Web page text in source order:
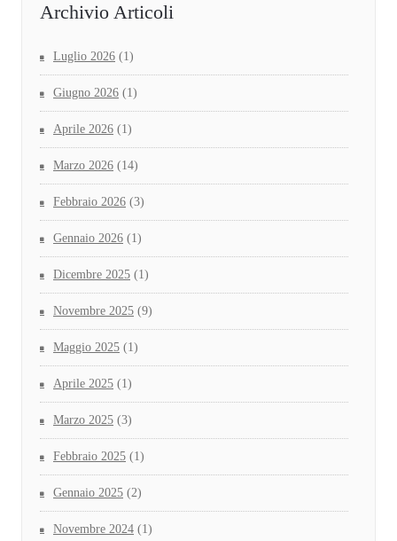
Archivio Articoli
Luglio 2026 (1)
Giugno 2026 (1)
Aprile 2026 (1)
Marzo 2026 (14)
Febbraio 2026 (3)
Gennaio 2026 (1)
Dicembre 2025 (1)
Novembre 2025 (9)
Maggio 2025 (1)
Aprile 2025 (1)
Marzo 2025 (3)
Febbraio 2025 (1)
Gennaio 2025 (2)
Novembre 2024 (1)